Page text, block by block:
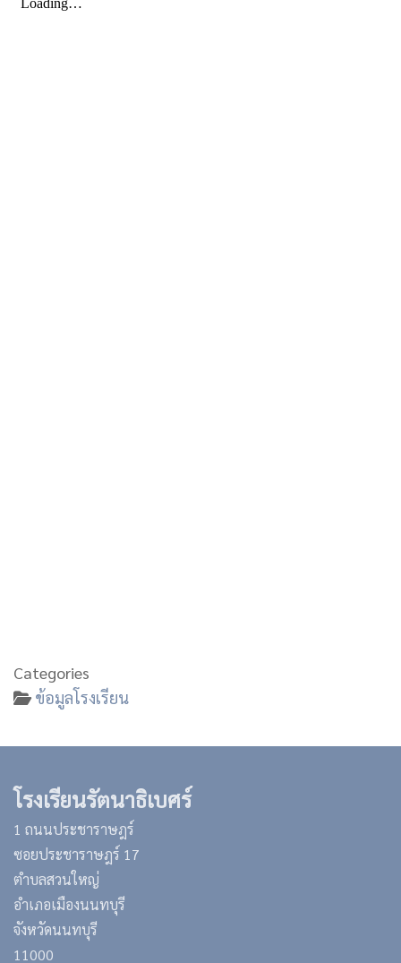
Categories
ข้อมูลโรงเรียน
โรงเรียนรัตนาธิเบศร์
1 ถนนประชาราษฎร์
ซอยประชาราษฎร์ 17
ตำบลสวนใหญ่
อำเภอเมืองนนทบุรี
จังหวัดนนทบุรี
11000